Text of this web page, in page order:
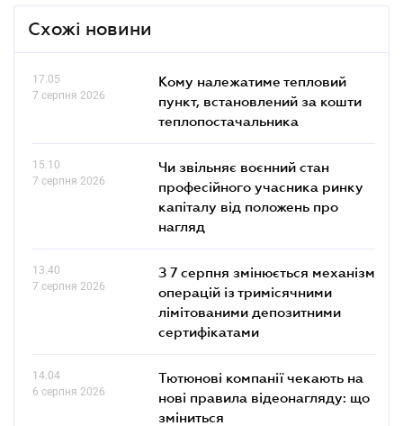
Схожі новини
17.05
7 серпня 2026
Кому належатиме тепловий
пункт, встановлений за кошти
теплопостачальника
15.10
7 серпня 2026
Чи звільняє воєнний стан
професійного учасника ринку
капіталу від положень про
нагляд
13.40
7 серпня 2026
З 7 серпня змінюється механізм
операцій із тримісячними
лімітованими депозитними
сертифікатами
14.04
6 серпня 2026
Тютюнові компанії чекають на
нові правила відеонагляду: що
зміниться